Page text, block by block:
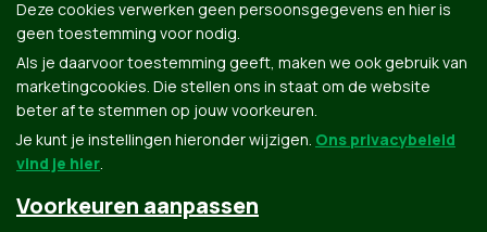
Groen.be
Deze cookies verwerken geen persoonsgegevens en hier is
geen toestemming voor nodig.
Als je daarvoor toestemming geeft, maken we ook gebruik van
marketingcookies. Die stellen ons in staat om de website
beter af te stemmen op jouw voorkeuren.
Je kunt je instellingen hieronder wijzigen. Ons privacybeleid
vind je hier.
Voorkeuren aanpassen